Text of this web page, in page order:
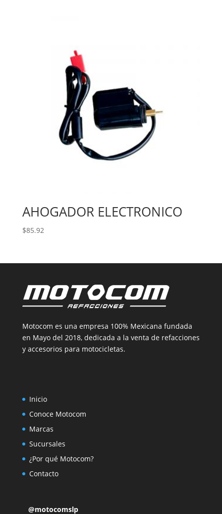
AHOGADOR ELECTRONICO
$85.92
Motocom es una empresa 100% Mexicana fundada
en Mayo del 2018, dedicada a la venta de refacciones
y accesorios para motocicletas.
Inicio
Conoce Motocom
Marcas
Sucursales
¿Por qué Motocom?
Contacto
@motocomslp